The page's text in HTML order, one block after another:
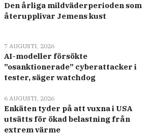
Den årliga mildväderperioden som
återupplivar Jemens kust
7 AUGUSTI, 2026
AI-modeller försökte
”osanktionerade” cyberattacker i
tester, säger watchdog
6 AUGUSTI, 2026
Enkäten tyder på att vuxna i USA
utsätts för ökad belastning från
extrem värme